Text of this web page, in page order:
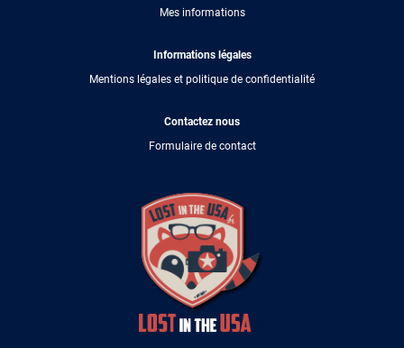
Mes informations
Informations légales
Mentions légales et politique de confidentialité
Contactez nous
Formulaire de contact